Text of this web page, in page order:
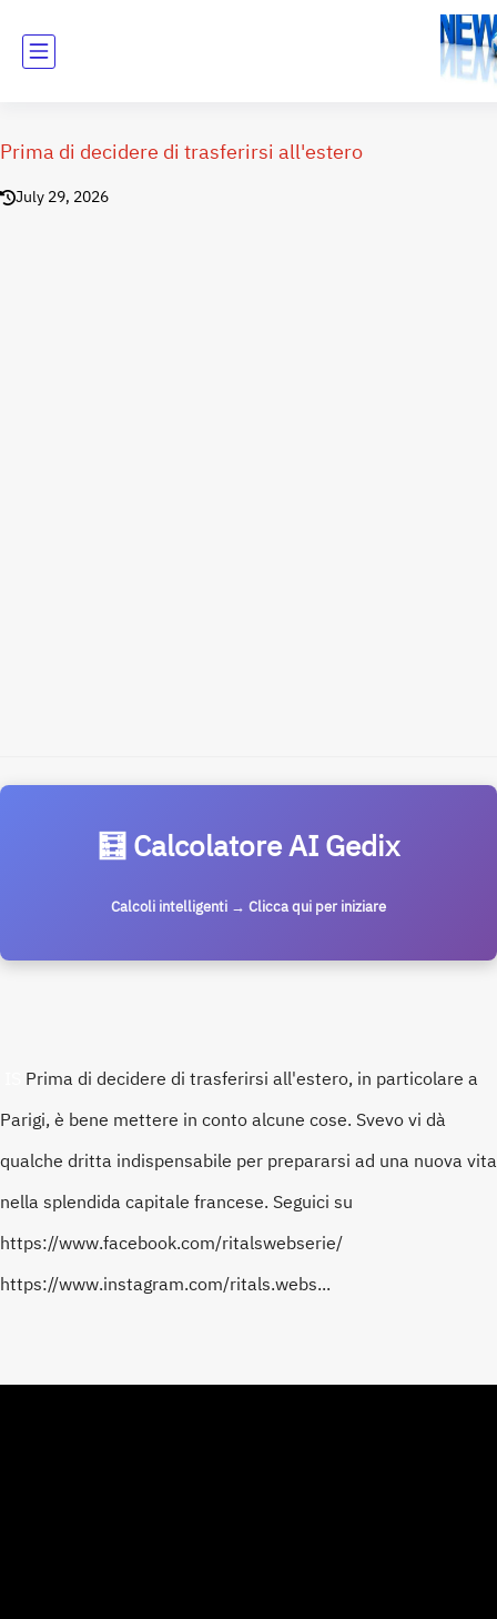
Prima di decidere di trasferirsi all'estero
July 29, 2026
🧮 Calcolatore AI Gedix
Calcoli intelligenti → Clicca qui per iniziare
Prima di decidere di trasferirsi all'estero, in particolare a
Parigi, è bene mettere in conto alcune cose. Svevo vi dà
qualche dritta indispensabile per prepararsi ad una nuova vita
https://www.facebook.com/ritalswebserie/
https://www.instagram.com/ritals.webs...